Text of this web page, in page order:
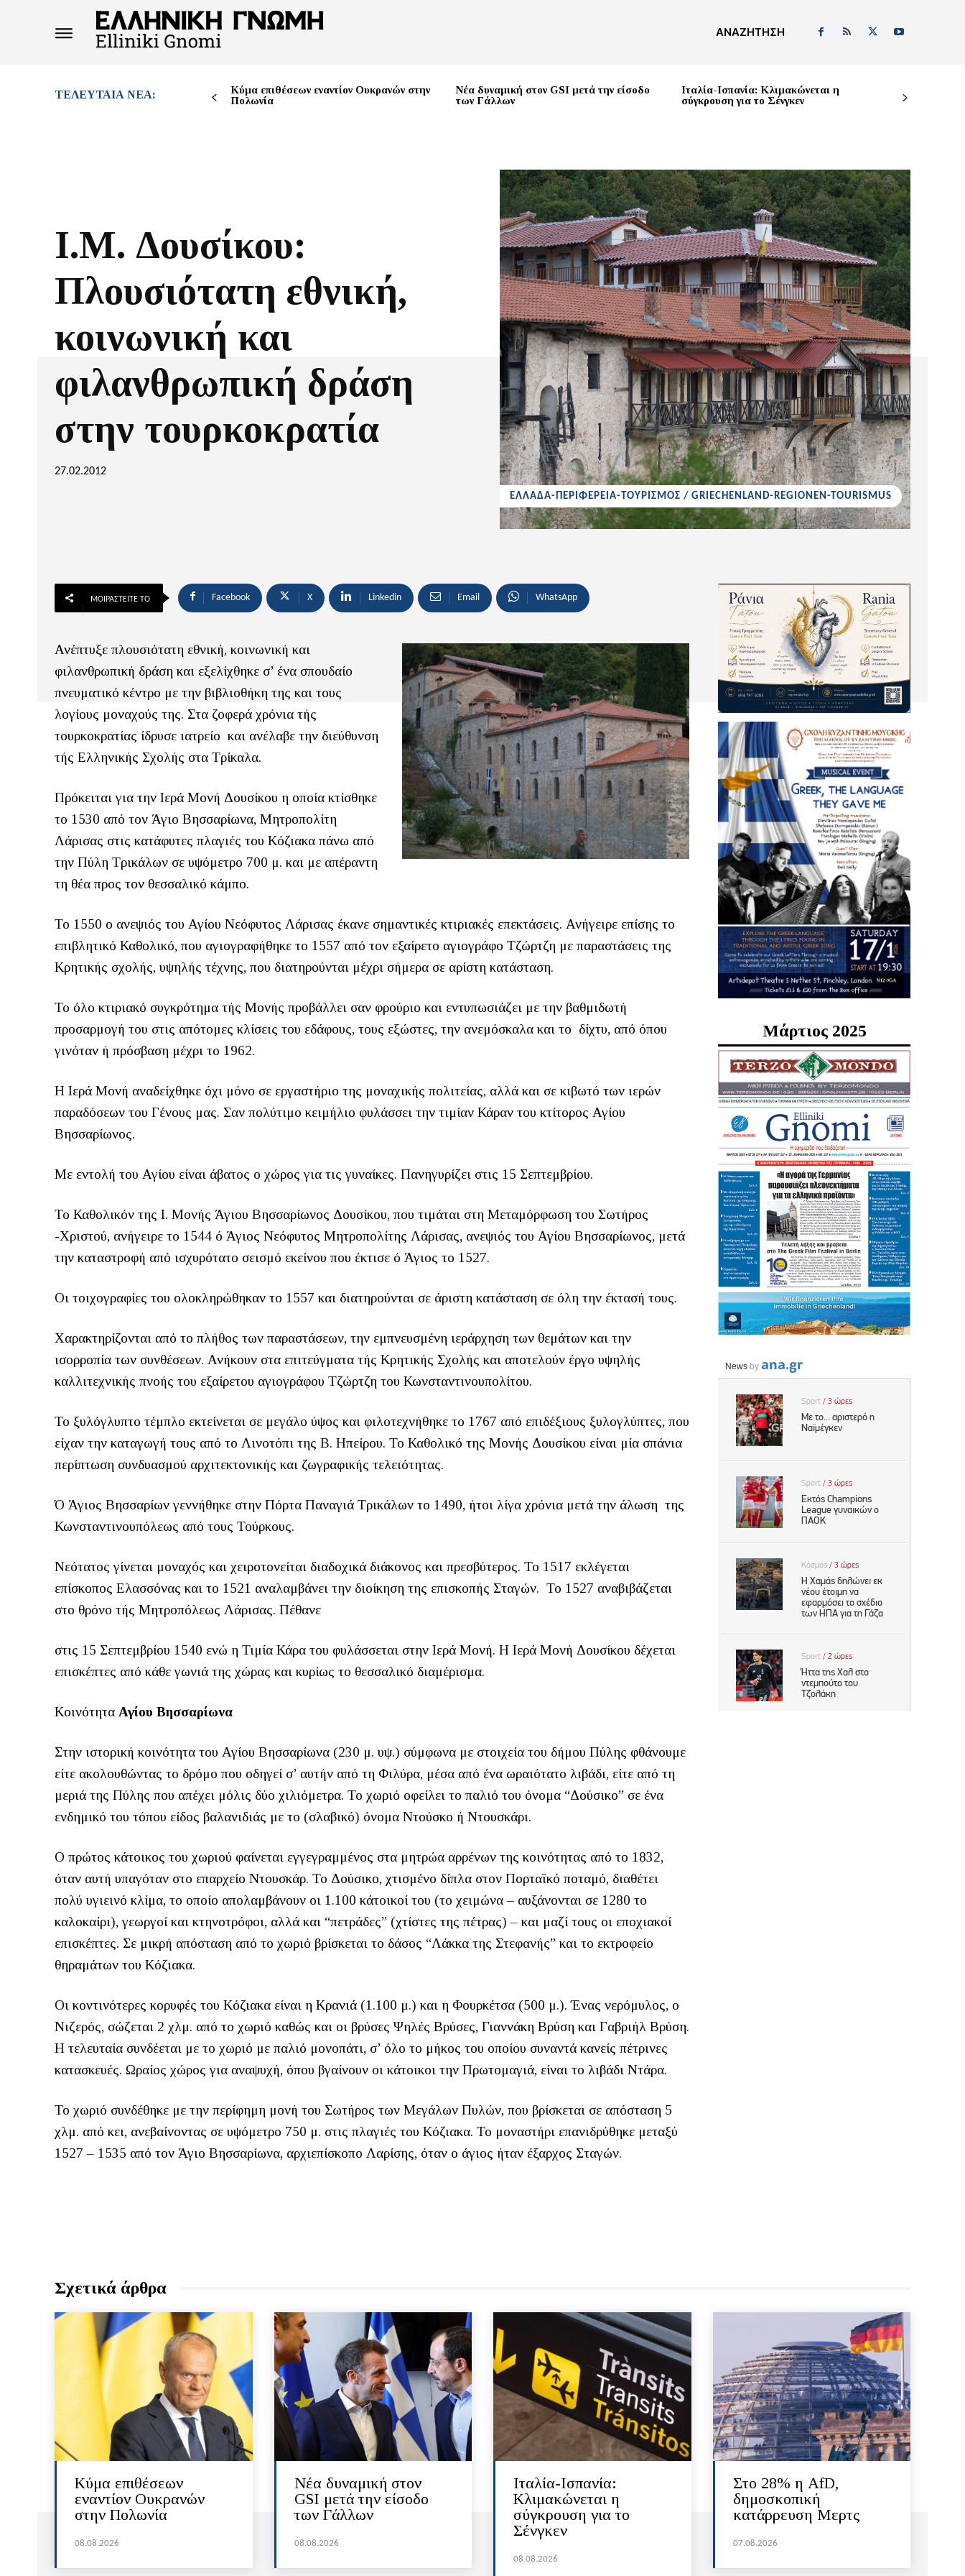
ΑΝΑΖΉΤΗΣΗ
ΤΕΛΕΥΤΑΊΑ ΝΈΑ:
Κύμα επιθέσεων εναντίον Ουκρανών στην
Πολωνία
Νέα δυναμική στον GSI μετά την είσοδο
των Γάλλων
Ιταλία-Ισπανία: Κλιμακώνεται η
σύγκρουση για το Σένγκεν
Ι.Μ. Δουσίκου:
Πλουσιότατη εθνική,
κοινωνική και
φιλανθρωπική δράση
στην τουρκοκρατία
27.02.2012
ΕΛΛΑΔΑ-ΠΕΡΙΦΕΡΕΙΑ-ΤΟΥΡΙΣΜΟΣ / GRIECHENLAND-REGIONEN-TOURISMUS
ΜΟΙΡΑΣΤΕΊΤΕ ΤΟ Facebook X Linkedin Email WhatsApp
Ανέπτυξε πλουσιότατη εθνική, κοινωνική και
φιλανθρωπική δράση και εξελίχθηκε σ’ ένα σπουδαίο
πνευματικό κέντρο με την βιβλιοθήκη της και τους
λογίους μοναχούς της. Στα ζοφερά χρόνια τής
τουρκοκρατίας ίδρυσε ιατρείο και ανέλαβε την διεύθυνση
τής Ελληνικής Σχολής στα Τρίκαλα.
Πρόκειται για την Ιερά Μονή Δουσίκου η οποία κτίσθηκε
το 1530 από τον Άγιο Βησσαρίωνα, Μητροπολίτη
Λάρισας στις κατάφυτες πλαγιές του Κόζιακα πάνω από
την Πύλη Τρικάλων σε υψόμετρο 700 μ. και με απέραντη
τη θέα προς τον θεσσαλικό κάμπο.
Το 1550 ο ανεψιός του Αγίου Νεόφυτος Λάρισας έκανε σημαντικές κτιριακές επεκτάσεις. Ανήγειρε επίσης το
επιβλητικό Καθολικό, που αγιογραφήθηκε το 1557 από τον εξαίρετο αγιογράφο Τζώρτζη με παραστάσεις της
Κρητικής σχολής, υψηλής τέχνης, που διατηρούνται μέχρι σήμερα σε αρίστη κατάσταση.
Το όλο κτιριακό συγκρότημα τής Μονής προβάλλει σαν φρούριο και εντυπωσιάζει με την βαθμιδωτή
προσαρμογή του στις απότομες κλίσεις του εδάφους, τους εξώστες, την ανεμόσκαλα και το δίχτυ, από όπου
γινόταν ή πρόσβαση μέχρι το 1962.
Η Ιερά Μονή αναδείχθηκε όχι μόνο σε εργαστήριο της μοναχικής πολιτείας, αλλά και σε κιβωτό των ιερών
παραδόσεων του Γένους μας. Σαν πολύτιμο κειμήλιο φυλάσσει την τιμίαν Κάραν του κτίτορος Αγίου
Βησσαρίωνος.
Με εντολή του Αγίου είναι άβατος ο χώρος για τις γυναίκες. Πανηγυρίζει στις 15 Σεπτεμβρίου.
Το Καθολικόν της Ι. Μονής Άγιου Βησσαρίωνος Δουσίκου, που τιμάται στη Μεταμόρφωση του Σωτήρος
-Χριστού, ανήγειρε το 1544 ό Άγιος Νεόφυτος Μητροπολίτης Λάρισας, ανεψιός του Αγίου Βησσαρίωνος, μετά
την καταστροφή από ισχυρότατο σεισμό εκείνου που έκτισε ό Άγιος το 1527.
Οι τοιχογραφίες του ολοκληρώθηκαν το 1557 και διατηρούνται σε άριστη κατάσταση σε όλη την έκτασή τους.
Χαρακτηρίζονται από το πλήθος των παραστάσεων, την εμπνευσμένη ιεράρχηση των θεμάτων και την
ισορροπία των συνθέσεων. Ανήκουν στα επιτεύγματα τής Κρητικής Σχολής και αποτελούν έργο υψηλής
καλλιτεχνικής πνοής του εξαίρετου αγιογράφου Τζώρτζη του Κωνσταντινουπολίτου.
Το ξυλόγλυπτο τέμπλο εκτείνεται σε μεγάλο ύψος και φιλοτεχνήθηκε το 1767 από επιδέξιους ξυλογλύπτες, που
είχαν την καταγωγή τους από το Λινοτόπι της Β. Ηπείρου. Το Καθολικό της Μονής Δουσίκου είναι μία σπάνια
περίπτωση συνδυασμού αρχιτεκτονικής και ζωγραφικής τελειότητας.
Ό Άγιος Βησσαρίων γεννήθηκε στην Πόρτα Παναγιά Τρικάλων το 1490, ήτοι λίγα χρόνια μετά την άλωση της
Κωνσταντινουπόλεως από τους Τούρκους.
Νεότατος γίνεται μοναχός και χειροτονείται διαδοχικά διάκονος και πρεσβύτερος. Το 1517 εκλέγεται
επίσκοπος Ελασσόνας και το 1521 αναλαμβάνει την διοίκηση της επισκοπής Σταγών. Το 1527 αναβιβάζεται
στο θρόνο τής Μητροπόλεως Λάρισας. Πέθανε
στις 15 Σεπτεμβρίου 1540 ενώ η Τιμία Κάρα του φυλάσσεται στην Ιερά Μονή. Η Ιερά Μονή Δουσίκου δέχεται
επισκέπτες από κάθε γωνιά της χώρας και κυρίως το θεσσαλικό διαμέρισμα.
Κοινότητα Αγίου Βησσαρίωνα
Στην ιστορική κοινότητα του Αγίου Βησσαρίωνα (230 μ. υψ.) σύμφωνα με στοιχεία του δήμου Πύλης φθάνουμε
είτε ακολουθώντας το δρόμο που οδηγεί σ’ αυτήν από τη Φιλύρα, μέσα από ένα ωραιότατο λιβάδι, είτε από τη
μεριά της Πύλης που απέχει μόλις δύο χιλιόμετρα. Το χωριό οφείλει το παλιό του όνομα “Δούσικο” σε ένα
ενδημικό του τόπου είδος βαλανιδιάς με το (σλαβικό) όνομα Ντούσκο ή Ντουσκάρι.
Ο πρώτος κάτοικος του χωριού φαίνεται εγγεγραμμένος στα μητρώα αρρένων της κοινότητας από το 1832,
όταν αυτή υπαγόταν στο επαρχείο Ντουσκάρ. Το Δούσικο, χτισμένο δίπλα στον Πορταϊκό ποταμό, διαθέτει
πολύ υγιεινό κλίμα, το οποίο απολαμβάνουν οι 1.100 κάτοικοί του (το χειμώνα – αυξάνονται σε 1280 το
καλοκαίρι), γεωργοί και κτηνοτρόφοι, αλλά και “πετράδες” (χτίστες της πέτρας) – και μαζί τους οι εποχιακοί
επισκέπτες. Σε μικρή απόσταση από το χωριό βρίσκεται το δάσος “Λάκκα της Στεφανής” και το εκτροφείο
θηραμάτων του Κόζιακα.
Οι κοντινότερες κορυφές του Κόζιακα είναι η Κρανιά (1.100 μ.) και η Φουρκέτσα (500 μ.). Ένας νερόμυλος, ο
Νιζερός, σώζεται 2 χλμ. από το χωριό καθώς και οι βρύσες Ψηλές Βρύσες, Γιαννάκη Βρύση και Γαβριήλ Βρύση.
Η τελευταία συνδέεται με το χωριό με παλιό μονοπάτι, σ’ όλο το μήκος του οποίου συναντά κανείς πέτρινες
κατασκευές. Ωραίος χώρος για αναψυχή, όπου βγαίνουν οι κάτοικοι την Πρωτομαγιά, είναι το λιβάδι Ντάρα.
Το χωριό συνδέθηκε με την περίφημη μονή του Σωτήρος των Μεγάλων Πυλών, που βρίσκεται σε απόσταση 5
χλμ. από κει, ανεβαίνοντας σε υψόμετρο 750 μ. στις πλαγιές του Κόζιακα. Το μοναστήρι επανιδρύθηκε μεταξύ
1527 – 1535 από τον Άγιο Βησσαρίωνα, αρχιεπίσκοπο Λαρίσης, όταν ο άγιος ήταν έξαρχος Σταγών.
Μάρτιος 2025
Σχετικά άρθρα
Κύμα επιθέσεων
εναντίον Ουκρανών
στην Πολωνία
08.08.2026
Νέα δυναμική στον
GSI μετά την είσοδο
των Γάλλων
08.08.2026
Ιταλία-Ισπανία:
Κλιμακώνεται η
σύγκρουση για το
Σένγκεν
08.08.2026
Στο 28% η AfD,
δημοσκοπική
κατάρρευση Μερτς
07.08.2026